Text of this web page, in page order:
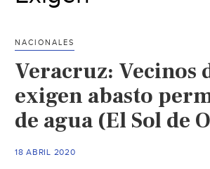
NACIONALES
Veracruz: Vecinos
exigen abasto
de agua (El Sol de
18 ABRIL 2020